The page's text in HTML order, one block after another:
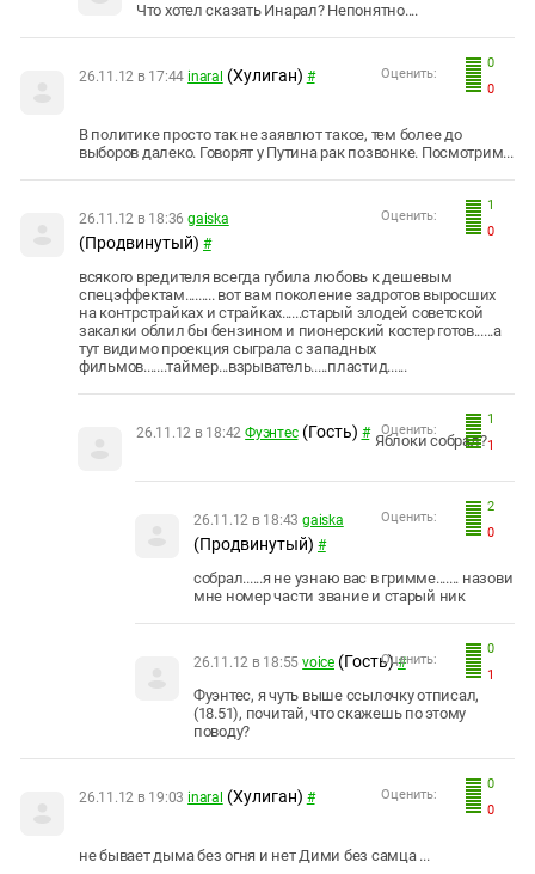
Что хотел сказать Инарал? Непонятно....
0
0
Оценить:
26.11.12 в 17:44 inaral (Хулиган) #
В политике просто так не заявлют такое, тем более до
выборов далеко. Говорят у Путина рак позвонке. Посмотрим...
1
0
Оценить:
26.11.12 в 18:36 gaiska
(Продвинутый) #
всякого вредителя всегда губила любовь к дешевым
спецэффектам......... вот вам поколение задротов выросших
на контрстрайках и страйках......старый злодей советской
закалки облил бы бензином и пионерский костер готов......а
тут видимо проекция сыграла с западных
фильмов.......таймер...взрыватель.....пластид......
1
1
Оценить:
26.11.12 в 18:42 Фуэнтес (Гость) # Яблоки собрал?
2
0
Оценить:
26.11.12 в 18:43 gaiska
(Продвинутый) #
собрал......я не узнаю вас в гримме....... назови
мне номер части звание и старый ник
0
1
Оценить:
26.11.12 в 18:55 voice (Гость) #
Фуэнтес, я чуть выше ссылочку отписал,
(18.51), почитай, что скажешь по этому
поводу?
0
0
Оценить:
26.11.12 в 19:03 inaral (Хулиган) #
не бывает дыма без огня и нет Дими без самца ...